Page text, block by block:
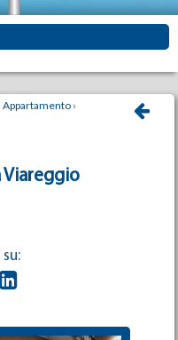
Appartamento ›